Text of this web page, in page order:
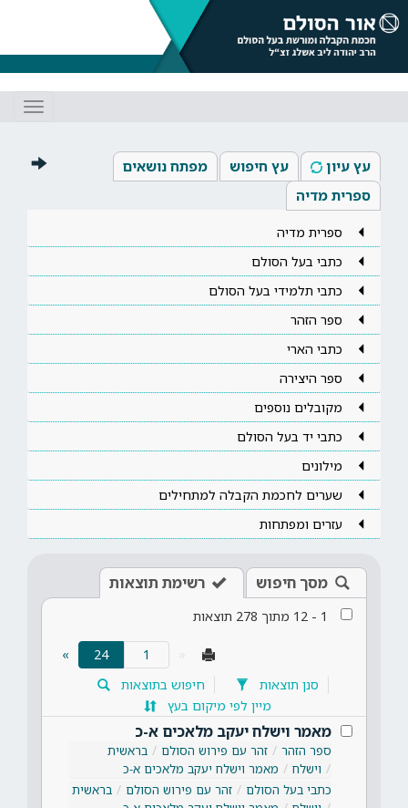
עץ עיון עץ חיפוש
מפתח נושאים
ספרית מדיה
ספרית מדיה
כתבי בעל הסולם
כתבי תלמידי בעל הסולם
ספר הזהר
כתבי הארי
ספר היצירה
מקובלים נוספים
כתבי יד בעל הסולם
מילונים
שערים לחכמת הקבלה למתחילים
עזרים ומפתחות
מסך חיפוש רשימת תוצאות
1
-
12 מתוך 278 תוצאות
24
»
סנן תוצאות
חיפוש בתוצאות
מיין לפי מיקום בעץ
מאמר וישלח יעקב מלאכים א-כ
ספר הזהר זהר עם פירוש הסולם
בראשית
וישלח
מאמר וישלח יעקב מלאכים א-כ
כתבי בעל הסולם
זהר עם פירוש הסולם
בראשית